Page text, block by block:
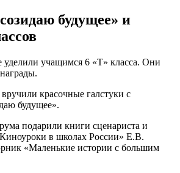
будущее» и
уделили учащимся 6 «Т» класса. Они
красочные галстуки с
будущее».
подарили книги сценариста и
в школах России» Е.В.
«Маленькие истории с большим